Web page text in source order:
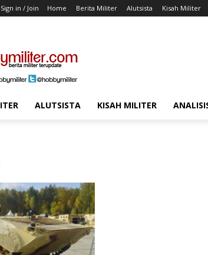
Sign in / Join Home Berita Militer Alutsista Kisah Militer
ALUTSISTA KISAH MILITER